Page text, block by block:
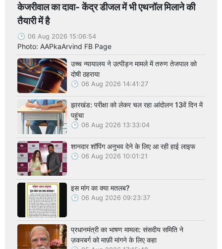
केजरीवाल का दावा- केंद्र डीजल में भी एथनॉल मिलाने की
तैयारी में है
06 Aug 2026 15:06:54
Photo: AAPkaArvind FB Page
उच्च न्यायालय ने उत्पीड़न मामले में तरुण तेजपाल को
दोषी ठहराया
06 Aug 2026 14:41:27
झारखंड: परीक्षा को लेकर चल रहा आंदोलन 13वें दिन में
पहुंचा
06 Aug 2026 13:33:04
शानदार शॉपिंग अनुभव देने के लिए आ रही हाई लाइफ
06 Aug 2026 10:01:21
इस मांग का क्या मतलब?
06 Aug 2026 09:23:37
प्रधानमंत्री का भाषण मामला: संसदीय समिति ने
ज़करबर्ग को माफ़ी मांगने के लिए कहा